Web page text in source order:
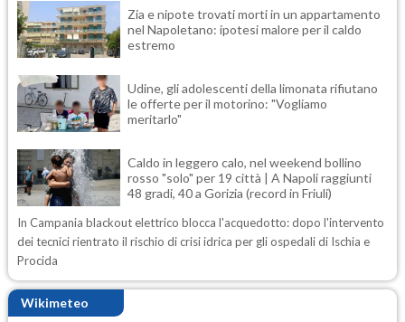
Zia e nipote trovati morti in un appartamento
nel Napoletano: ipotesi malore per il caldo
estremo
Udine, gli adolescenti della limonata rifiutano
le offerte per il motorino: "Vogliamo
meritarlo"
Caldo in leggero calo, nel weekend bollino
rosso "solo" per 19 città | A Napoli raggiunti
48 gradi, 40 a Gorizia (record in Friuli)
In Campania blackout elettrico blocca l'acquedotto: dopo l'intervento
dei tecnici rientrato il rischio di crisi idrica per gli ospedali di Ischia e
Procida
Wikimeteo